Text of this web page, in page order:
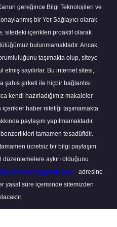
gereğince Bilgi Teknolojileri ve
bir Yer Sağlayıcı olarak
sitedeki içerikleri proaktif olarak
bulunmamaktadır. Ancak,
taşımakta olup, siteye
sayılırlar. Bu internet sitesi,
şahıs şirketi ile hiçbir bağlantısı
kendi hazırladığımız makaleler
içerikler haber niteliği taşımamakta
paylaşım yapılmamaktadır.
tamamen tesadüfidir.
ücretsiz bir bilgi paylaşım
aykırı olduğunu
adresine
yasal süre içerisinde sitemizden